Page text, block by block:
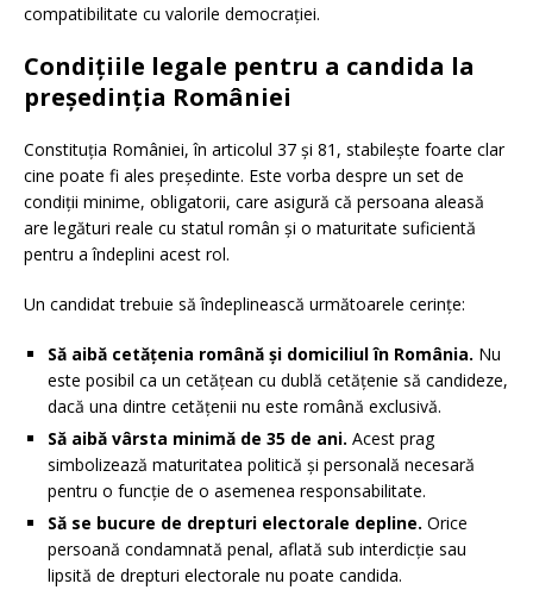
compatibilitate cu valorile democrației.
Condițiile legale pentru a candida la
președinția României
Constituția României, în articolul 37 și 81, stabilește foarte clar
cine poate fi ales președinte. Este vorba despre un set de
condiții minime, obligatorii, care asigură că persoana aleasă
are legături reale cu statul român și o maturitate suficientă
pentru a îndeplini acest rol.
Un candidat trebuie să îndeplinească următoarele cerințe:
Să aibă cetățenia română și domiciliul în România. Nu
este posibil ca un cetățean cu dublă cetățenie să candideze,
dacă una dintre cetățenii nu este română exclusivă.
Să aibă vârsta minimă de 35 de ani. Acest prag
simbolizează maturitatea politică și personală necesară
pentru o funcție de o asemenea responsabilitate.
Să se bucure de drepturi electorale depline. Orice
persoană condamnată penal, aflată sub interdicție sau
lipsită de drepturi electorale nu poate candida.